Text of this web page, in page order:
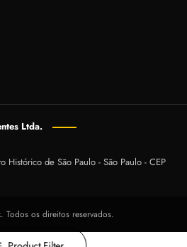
Ltda.
Histórico de São Paulo - São Paulo - CEP
Todos os direitos reservados.